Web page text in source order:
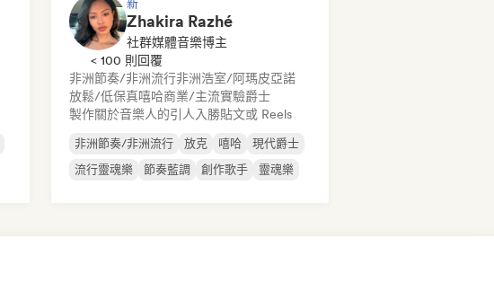
新
Zhakira Razhé
社群媒體音樂博主
< 100 則回覆
非洲節奏/非洲流行非洲浩室/阿瑪皮亞諾
放鬆/低保真嘻哈商業/主流實驗爵士
製作關於音樂人的引人入勝貼文或 Reels
非洲節奏/非洲流行 放克 嘻哈
現代爵士
流行靈魂樂
節奏藍調 創作歌手 靈魂樂